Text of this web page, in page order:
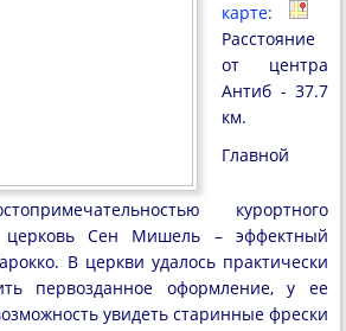
карте:
Расстояние
от центра
Антиб - 37.7
км.
Главной
курортного
церковь Сен Мишель – эффектный
В церкви удалось практически
первозданное оформление, у ее
увидеть старинные фрески